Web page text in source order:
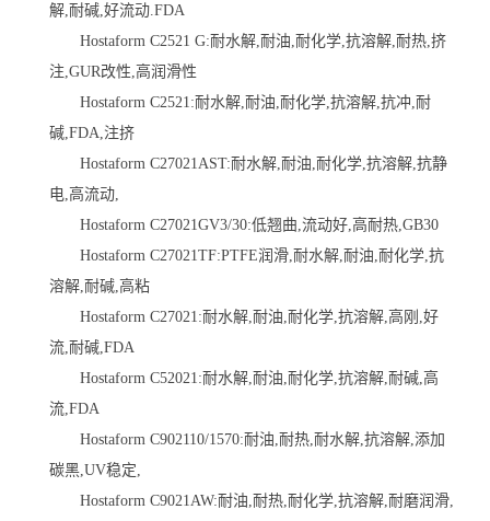
解,耐碱,好流动.FDA
Hostaform C2521 G:耐水解,耐油,耐化学,抗溶解,耐热,挤
注,GUR改性,高润滑性
Hostaform C2521:耐水解,耐油,耐化学,抗溶解,抗冲,耐
碱,FDA,注挤
Hostaform C27021AST:耐水解,耐油,耐化学,抗溶解,抗静
电,高流动,
Hostaform C27021GV3/30:低翘曲,流动好,高耐热,GB30
Hostaform C27021TF:PTFE润滑,耐水解,耐油,耐化学,抗
溶解,耐碱,高粘
Hostaform C27021:耐水解,耐油,耐化学,抗溶解,高刚,好
流,耐碱,FDA
Hostaform C52021:耐水解,耐油,耐化学,抗溶解,耐碱,高
流,FDA
Hostaform C902110/1570:耐油,耐热,耐水解,抗溶解,添加
碳黑,UV稳定,
Hostaform C9021AW:耐油,耐热,耐化学,抗溶解,耐磨润滑,